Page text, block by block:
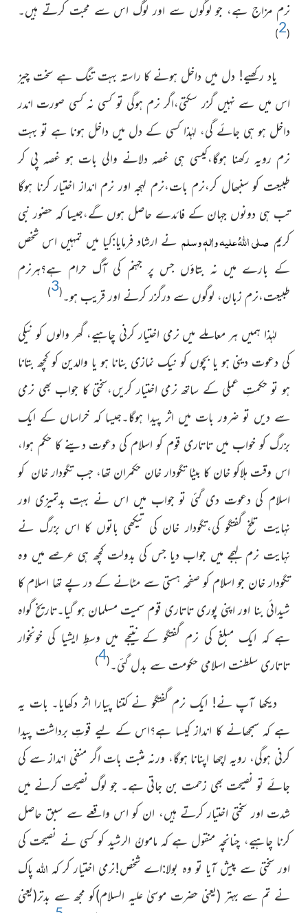
نرم مزاج ہے، جو لوگوں سے اور لوگ اس سے محبت کرتے ہیں۔
(
2
)
یاد رکھیے! دل میں داخل ہونے کا راستہ بہت تنگ ہے سخت چیز
اس میں سے نہیں گزر سکتی،اگر نرم ہوگی تو کسی نہ کسی صورت اندر
داخل ہو ہی جائے گی، لہٰذا کسی کے دل میں داخل ہونا ہے تو بہت
نرم رویہ رکھنا ہوگا،کیسی ہی غصہ دلانے والی بات ہو غصہ پی کر
طبیعت کو سنبھال کر،نرم بات،نرم لہجہ اور نرم انداز اختیار کرنا ہوگا
تب ہی دونوں جہان کے فائدے حاصل ہوں گے،جیسا کہ حضور نبی
کریم صلی اللہُ علیہ واٰلہٖ وسلم نے ارشاد فرمایا:کیا میں تمہیں اس شخص
کے بارے میں نہ بتاؤں جس پر جہنم کی آگ حرام ہے؟ہرنرم
طبیعت،نرم زبان، لوگوں سے درگزر کرنے اور قریب ہو۔(
3
)
لہٰذا ہمیں ہر معاملے میں نرمی اختیار کرنی چاہیے، گھر والوں کو نیکی
کی دعوت دینی ہو یا بچوں کو نیک نمازی بنانا ہو یا والدین کو کچھ بتانا
ہو تو حکمتِ عملی کے ساتھ نرمی اختیار کریں،سختی کا جواب بھی نرمی
سے دیں تو ضرور بات میں اثر پیدا ہوگا۔جیسا کہ خراساں کے ایک
بزرگ کو خواب میں تاتاری قوم کو اسلام کی دعوت دینے کا حکم ہوا،
اس وقت ہلاکو خان کا بیٹا تگودار خان حکمران تھا، جب تگودار خان کو
اسلام کی دعوت دی گئی تو جواب میں اس نے بہت بدتمیزی اور
نہایت تلخ گفتگو کی،تگودار خان کی تیکھی باتوں کا اس بزرگ نے
نہایت نرم لہجے میں جواب دیا جس کی بدولت کچھ ہی عرصے میں وہ
تگودار خان جو اسلام کو صفحہ ہستی سے مٹانے کے در پے تھا اسلام کا
شیدائی بنا اور اپنی پوری تاتاری قوم سمیت مسلمان ہو گیا۔تاریخ گواہ
ہے کہ ایک مبلغ کی نرم گفتگو کے نتیجے میں وسطِ ایشیا کی خونخوار
تاتاری سلطنت اسلامی حکومت سے بدل گئی۔(
4
)
دیکھا آپ نے! ایک نرم گفتگو نے کتنا پیارا اثر دکھایا۔ بات یہ
ہے کہ سمجھانے کا انداز کیسا ہے؟اس کے لیے قوتِ برداشت پیدا
کرنی ہوگی، رویہ اچھا اپنانا ہوگا، ورنہ مثبت بات اگر منفی انداز سے کی
جائے تو نصیحت بھی زحمت بن جاتی ہے۔ جو لوگ نصیحت کرنے میں
شدت اور سختی اختیار کرتے ہیں، ان کو اس واقعے سے سبق حاصل
کرنا چاہیے، چنانچہ منقول ہے کہ مامونُ الرشید کو کسی نے نصیحت کی
اور سختی سے پیش آیا تو وہ بولا:اے شخص!نرمی اختیار کر کہ اللہپاک
نے تم سے بہتر (یعنی حضرت موسیٰ علیہ السلام)کو مجھ سے بدتر(یعنی